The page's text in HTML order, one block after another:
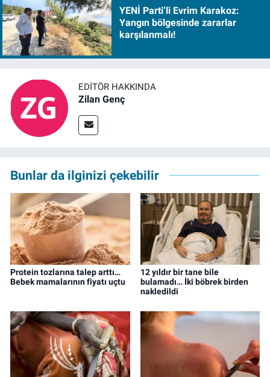
YENİ Parti’li Evrim Karakoz:
Yangın bölgesinde zararlar
karşılanmalı!
EDITÖR HAKKINDA
Zilan Genç
Bunlar da ilginizi çekebilir
Protein tozlarına talep arttı…
Bebek mamalarının fiyatı uçtu
12 yıldır bir tane bile
bulamadı… İki böbrek birden
nakledildi